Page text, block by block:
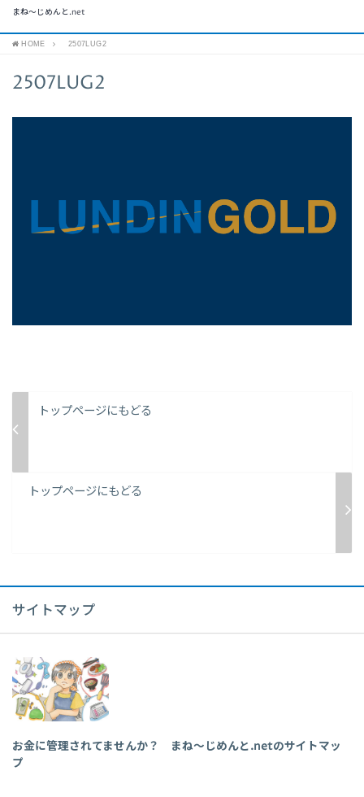
まね～じめんと.net
HOME 2507LUG2
2507LUG2
トップページにもどる
トップページにもどる
サイトマップ
お金に管理されてませんか？ まね～じめんと.netのサイトマッ
プ